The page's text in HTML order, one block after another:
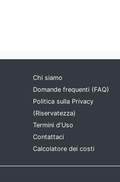
Chi siamo
Domande frequenti (FAQ)
Politica sulla Privacy
(Riservatezza)
Termini d'Uso
Contattaci
Calcolatore dei costi